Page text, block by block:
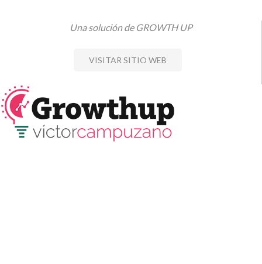
Una solución de GROWTH UP
VISITAR SITIO WEB